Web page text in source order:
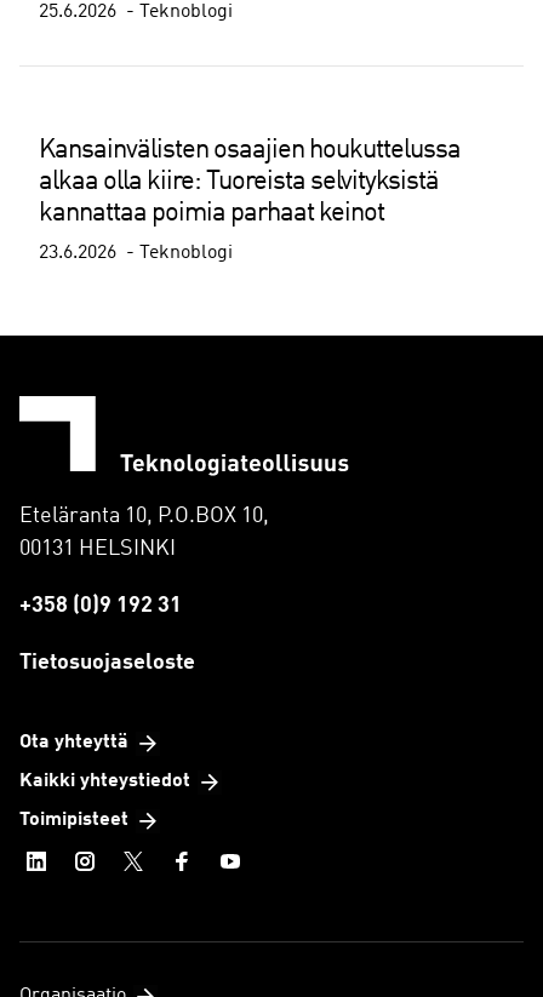
25.6.2026 Teknoblogi
Kansainvälisten osaajien houkuttelussa
alkaa olla kiire: Tuoreista selvityksistä
kannattaa poimia parhaat keinot
23.6.2026 Teknoblogi
Eteläranta 10, P.O.BOX 10,
00131 HELSINKI
+358 (0)9 192 31
Tietosuojaseloste
Ota yhteyttä
Kaikki yhteystiedot
Toimipisteet